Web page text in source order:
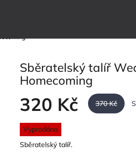
Sběratelský talíř
Homecoming
320 Kč 370 Kč
Měrná
cena:
Vyprodáno
Sběratelský talíř.